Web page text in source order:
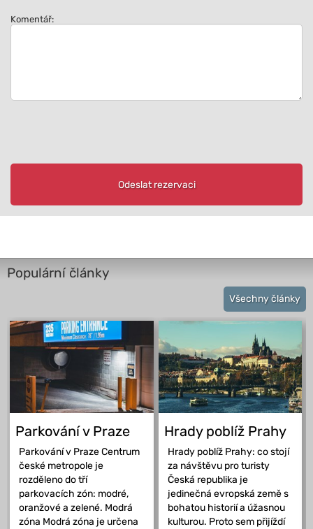
Komentář:
Odeslat rezervaci
Populární články
Všechny články
Parkování v Praze
Parkování v Praze Centrum
české metropole je
rozděleno do tří
parkovacích zón: modré,
oranžové a zelené. Modrá
zóna Modrá zóna je určena
Hrady poblíž Prahy
Hrady poblíž Prahy: co stojí
za návštěvu pro turisty
Česká republika je
jedinečná evropská země s
bohatou historií a úžasnou
kulturou. Proto sem přijíždí